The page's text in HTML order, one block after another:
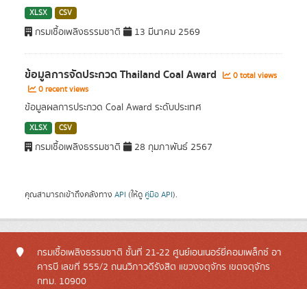
XLSX CSV
กรมเชื้อเพลิงธรรมชาติ 13 มีนาคม 2569
ข้อมูลการจัดประกวด Thailand Coal Award
0 total views
0 recent views
ข้อมูลผลการประกวด Coal Award ระดับประเทศ
XLSX CSV
กรมเชื้อเพลิงธรรมชาติ 28 กุมภาพันธ์ 2567
คุณสามารถเข้าถึงคลังทาง API (ให้ดู คู่มือ API).
กรมเชื้อเพลิงธรรมชาติ ชั้นที่ 21-22 ศูนย์เอนเนอร์ยี่คอมเพล็กซ์ อา
คารบี เลขที่ 555/2 ถนนวิภาวดีรังสิต แขวงจตุจักร เขตจตุจักร
กทม. 10900